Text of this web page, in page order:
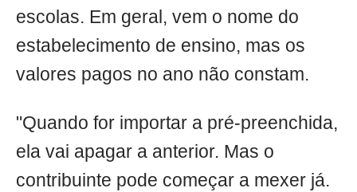
escolas. Em geral, vem o nome do
estabelecimento de ensino, mas os
valores pagos no ano não constam.
"Quando for importar a pré-preenchida,
ela vai apagar a anterior. Mas o
contribuinte pode começar a mexer já.